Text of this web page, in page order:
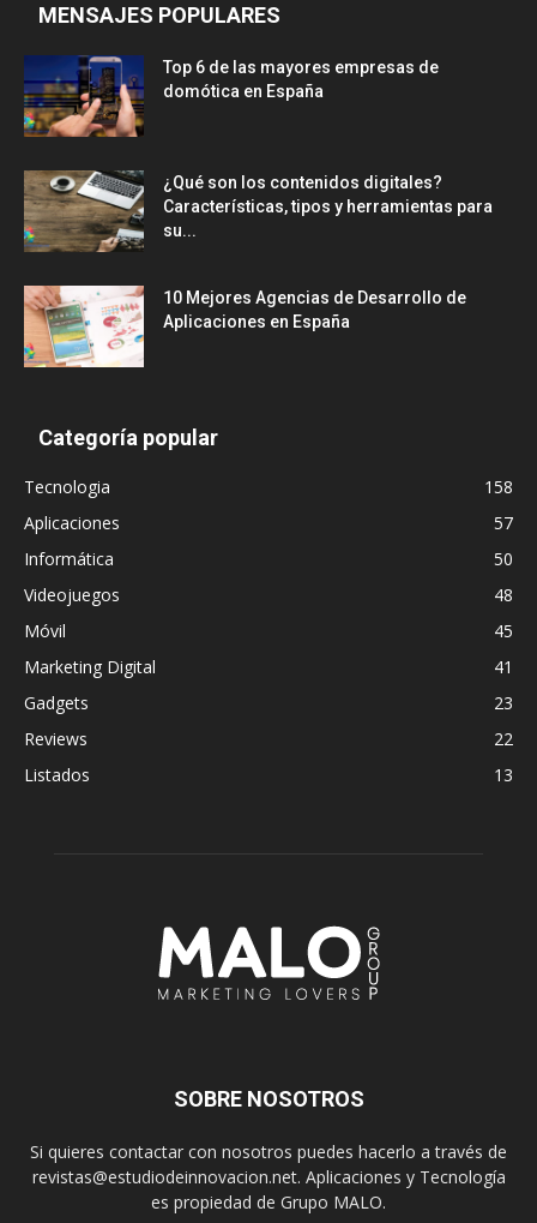
MENSAJES POPULARES
Top 6 de las mayores empresas de
domótica en España
¿Qué son los contenidos digitales?
Características, tipos y herramientas para
su...
10 Mejores Agencias de Desarrollo de
Aplicaciones en España
Categoría popular
Tecnologia
158
Aplicaciones
57
Informática
50
Videojuegos
48
Móvil
45
Marketing Digital
41
Gadgets
23
Reviews
22
Listados
13
SOBRE NOSOTROS
Si quieres contactar con nosotros puedes hacerlo a través de
revistas@estudiodeinnovacion.net. Aplicaciones y Tecnología
es propiedad de Grupo MALO.